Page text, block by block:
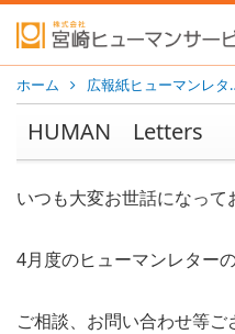
ホーム 広報紙ヒューマンレ
HUMAN Letters （
いつも大変お世話になって
4月度のヒューマンレターの
ご相談、お問い合わせ等